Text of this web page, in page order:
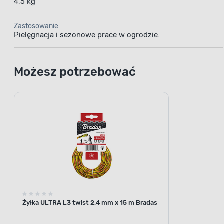
Zastosowanie
Pielęgnacja i sezonowe prace w ogrodzie.
Możesz potrzebować
Żyłka ULTRA L3 twist 2,4 mm x 15 m Bradas